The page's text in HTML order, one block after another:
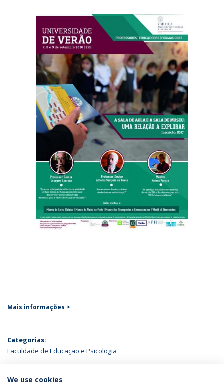
Mais informações >
Categorias:
Faculdade de Educação e Psicologia
ÚLTIMAS NOTÍCIAS
We use cookies